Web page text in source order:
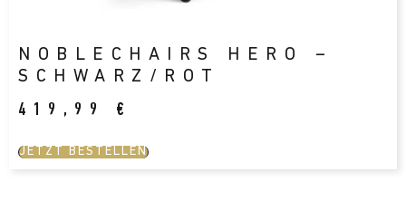
NOBLECHAIRS HERO –
SCHWARZ/ROT
419,99 €
JETZT BESTELLEN